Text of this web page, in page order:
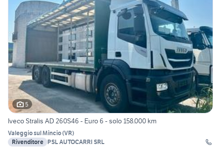
5
Iveco Stralis AD 260S46 - Euro 6 - solo 158.000 km
Valeggio sul Mincio(VR)
Rivenditore PSL AUTOCARRI SRL